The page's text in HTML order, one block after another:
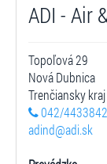
ADI - Air
Topoľová 29
Nová Dubnica
Trenčiansky kraj
042/4433842
adind@adi.sk